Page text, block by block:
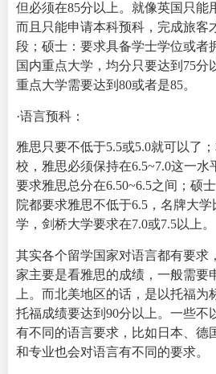
但必须在85分以上。就像英国只能
而且只能申请本科预科，完成旅客
段；硕士：要求具备学士学位或者
国内重点大学，均分只要达到75分
重点大学需要达到80或者是85。
·语言预科：
雅思只要不低于5.5或5.0就可以了
校，雅思必须保持在6.5~7.0这一水
要求雅思总分在6.50~6.5之间；硕
院都要求雅思不低于6.5，名牌大
学，剑桥大学要求在7.0或7.5以上。
其实各个留学国家对语言都有要求
家主要是看雅思的成绩，一般需要
上。而北美地区的话，是以托福为
托福成绩要达到90分以上。一些不
有不同的语言要求，比如日本、德
和专业也会对语言有不同的要求。